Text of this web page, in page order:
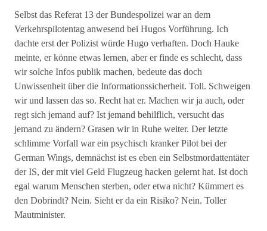
Selbst das Referat 13 der Bundespolizei war an dem
Verkehrspilotentag anwesend bei Hugos Vorführung. Ich
dachte erst der Polizist würde Hugo verhaften. Doch Hauke
meinte, er könne etwas lernen, aber er finde es schlecht, dass
wir solche Infos publik machen, bedeute das doch
Unwissenheit über die Informationssicherheit. Toll. Schweigen
wir und lassen das so. Recht hat er. Machen wir ja auch, oder
regt sich jemand auf? Ist jemand behilflich, versucht das
jemand zu ändern? Grasen wir in Ruhe weiter. Der letzte
schlimme Vorfall war ein psychisch kranker Pilot bei der
German Wings, demnächst ist es eben ein Selbstmordattentäter
der IS, der mit viel Geld Flugzeug hacken gelernt hat. Ist doch
egal warum Menschen sterben, oder etwa nicht? Kümmert es
den Dobrindt? Nein. Sieht er da ein Risiko? Nein. Toller
Mautminister.